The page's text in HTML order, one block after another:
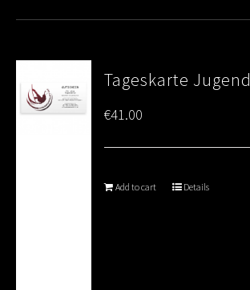
Tageskarte Jugend
€41.00
Add to cart Details